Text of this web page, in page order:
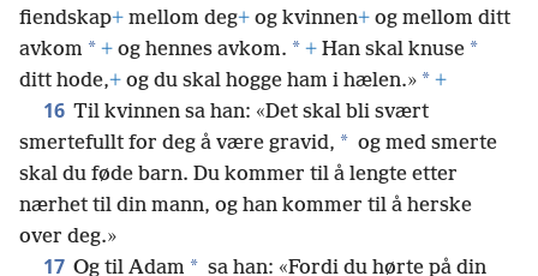
fiendskap+ mellom deg+ og kvinnen+ og mellom ditt
avkom * + og hennes avkom. * + Han skal knuse *
ditt hode,+ og du skal hogge ham i hælen.» * +
16 Til kvinnen sa han: «Det skal bli svært
smertefullt for deg å være gravid, * og med smerte
skal du føde barn. Du kommer til å lengte etter
nærhet til din mann, og han kommer til å herske
over deg.»
17 Og til Adam * sa han: «Fordi du hørte på din